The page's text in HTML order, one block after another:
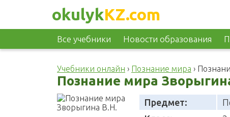
okulykKZ.com
Все учебники Новости образования
Учебники онлайн › Познание мира ›
Познание мира
Предмет: